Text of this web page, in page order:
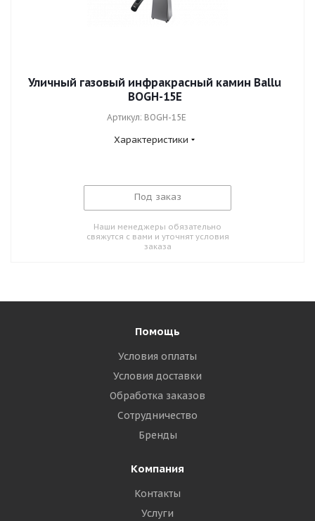
Уличный газовый инфракрасный камин Ballu
BOGH-15E
Артикул: BOGH-15E
Характеристики
Под заказ
Наши менеджеры обязательно
свяжутся с вами и уточнят условия
заказа
Помощь
Условия оплаты
Условия доставки
Обработка заказов
Сотрудничество
Бренды
Компания
Контакты
Услуги